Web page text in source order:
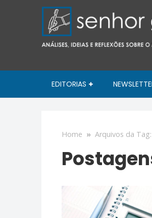
EDITORIAS
Home » Arquivos da